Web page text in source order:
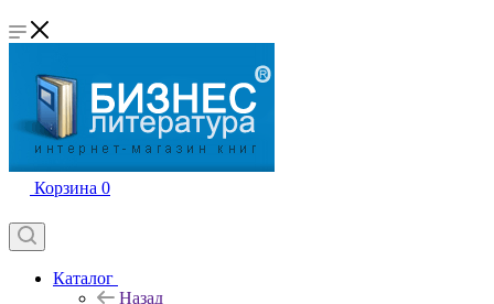
Корзина 0
Каталог
Назад